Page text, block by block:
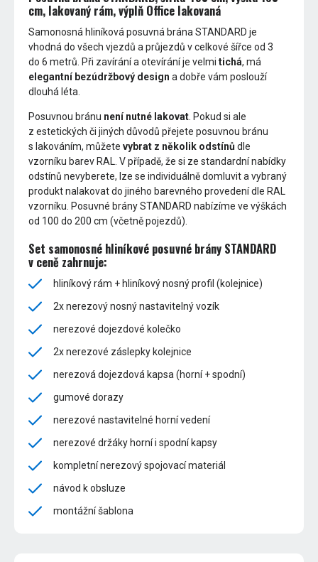
cm, lakovaný rám, výplň Office lakovaná
Samonosná hliníková posuvná brána STANDARD je
vhodná do všech vjezdů a průjezdů v celkové šířce od 3
do 6 metrů. Při zavírání a otevírání je velmitichá, má
elegantní bezúdržbový design a dobře vám poslouží
dlouhá léta.
Posuvnou bránu není nutné lakovat . Pokud si ale
z estetických či jiných důvodů přejete posuvnou bránu
s lakováním, můžetevybrat z několik odstínůdle
vzorníku barev RAL. V případě, že si ze standardní nabídky
odstínů nevyberete, lze se individuálně domluvit a vybraný
produkt nalakovat do jiného barevného provedení dle RAL
vzorníku. Posuvné brány STANDARD nabízíme ve výškách
od 100 do 200 cm (včetně pojezdů).
Set samonosné hliníkové posuvné brány STANDARD
v ceně zahrnuje:
hliníkový rám + hliníkový nosný profil (kolejnice)
2x nerezový nosný nastavitelný vozík
nerezové dojezdové kolečko
2x nerezové záslepky kolejnice
nerezová dojezdová kapsa (horní + spodní)
gumové dorazy
nerezové nastavitelné horní vedení
nerezové držáky horní i spodní kapsy
kompletní nerezový spojovací materiál
návod k obsluze
montážní šablona